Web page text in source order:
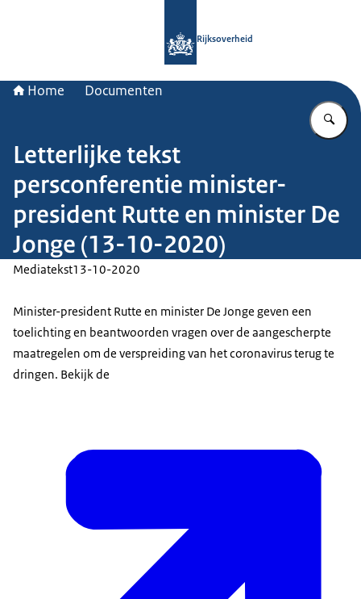
Rijksoverheid
Home Documenten
Letterlijke tekst
persconferentie minister-
president Rutte en minister De
Jonge (13-10-2020)
Mediatekst13-10-2020
Minister-president Rutte en minister De Jonge geven een
toelichting en beantwoorden vragen over de aangescherpte
maatregelen om de verspreiding van het coronavirus terug te
dringen. Bekijk de